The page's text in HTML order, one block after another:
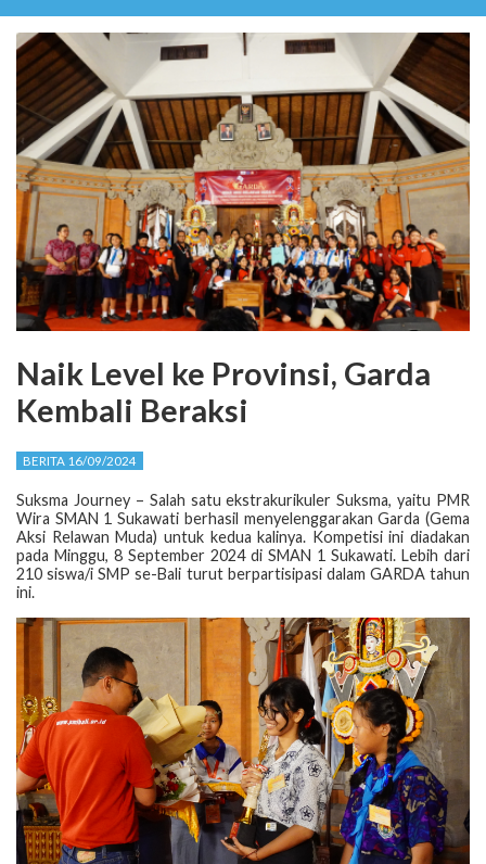
Naik Level ke Provinsi, Garda
Kembali Beraksi
BERITA 16/09/2024
Suksma Journey – Salah satu ekstrakurikuler Suksma, yaitu PMR
Wira SMAN 1 Sukawati berhasil menyelenggarakan Garda (Gema
Aksi Relawan Muda) untuk kedua kalinya. Kompetisi ini diadakan
pada Minggu, 8 September 2024 di SMAN 1 Sukawati. Lebih dari
210 siswa/i SMP se-Bali turut berpartisipasi dalam GARDA tahun
ini.